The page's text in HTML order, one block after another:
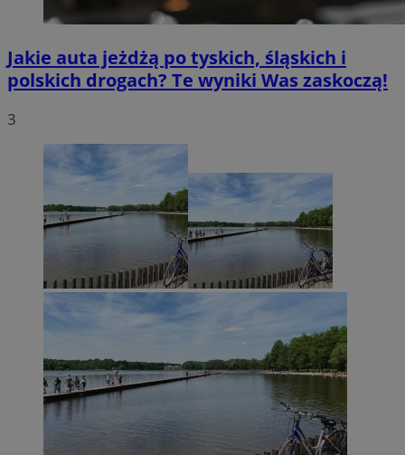
Jakie auta jeżdżą po tyskich, śląskich i
polskich drogach? Te wyniki Was zaskoczą!
3